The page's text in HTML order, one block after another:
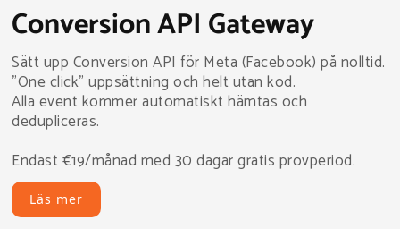
Conversion API Gateway
Sätt upp Conversion API för Meta (Facebook) på nolltid.
"One click" uppsättning och helt utan kod.
Alla event kommer automatiskt hämtas och
dedupliceras.
Endast €19/månad med 30 dagar gratis provperiod.
Läs mer